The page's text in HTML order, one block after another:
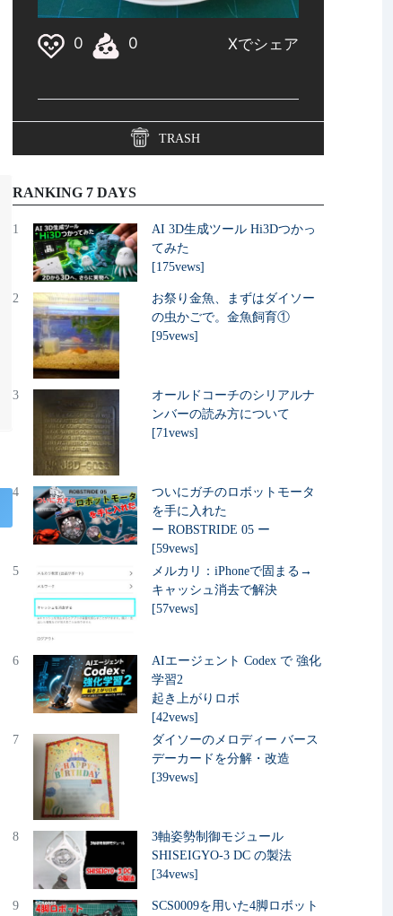
TRASH
RANKING 7 DAYS
1
AI 3D生成ツール Hi3Dつかっ
てみた
[175vews]
2
お祭り金魚、まずはダイソー
の虫かごで。金魚飼育①
[95vews]
3
オールドコーチのシリアルナ
ンバーの読み方について
[71vews]
4
ついにガチのロボットモータ
を手に入れた
ー ROBSTRIDE 05 ー
[59vews]
5
メルカリ：iPhoneで固まる→
キャッシュ消去で解決
[57vews]
6
AIエージェント Codex で 強化
学習2
起き上がりロボ
[42vews]
7
ダイソーのメロディー バース
デーカードを分解・改造
[39vews]
8
3軸姿勢制御モジュール
SHISEIGYO-3 DC の製法
[34vews]
9
SCS0009を用いた4脚ロボット